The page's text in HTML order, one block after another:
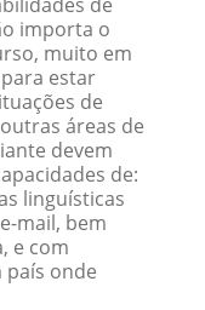
importa o
muito em
estar
de
áreas de
devem
de:
linguísticas
mail, bem
e com
país onde